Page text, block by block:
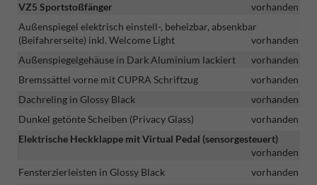
VZ5 Sportstoßfänger
vorhanden
Außenspiegel elektrisch einstell-, beheizbar, absenkbar
(Beifahrerseite) inkl. Welcome Light
vorhanden
Außenspiegelgehäuse in Dark Aluminium lackiert
vorhanden
Bremssättel vorne mit CUPRA Schriftzug
vorhanden
Dachreling in Glossy Black
vorhanden
Dunkel getönte Scheiben (Privacy Glass)
vorhanden
Elektrische Heckklappe mit Virtual Pedal (sensorgesteuert)
vorhanden
Fensterzierleisten in Glossy Black
vorhanden